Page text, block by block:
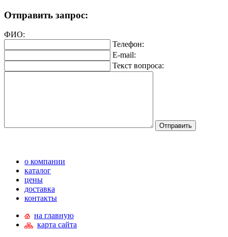
Отправить запрос:
ФИО:
Телефон:
E-mail:
Текст вопроса:
о компании
каталог
цены
доставка
контакты
на главную
карта сайта